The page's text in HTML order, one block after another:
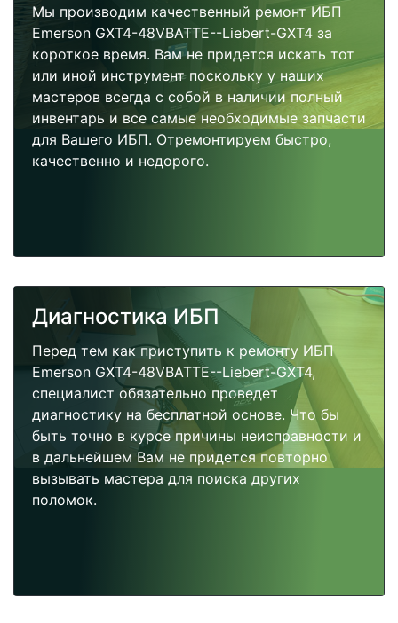
Мы производим качественный ремонт ИБП
Emerson GXT4-48VBATTE--Liebert-GXT4 за
короткое время. Вам не придется искать тот
или иной инструмент поскольку у наших
мастеров всегда с собой в наличии полный
инвентарь и все самые необходимые запчасти
для Вашего ИБП. Отремонтируем быстро,
качественно и недорого.
Диагностика ИБП
Перед тем как приступить к ремонту ИБП
Emerson GXT4-48VBATTE--Liebert-GXT4,
специалист обязательно проведет
диагностику на бесплатной основе. Что бы
быть точно в курсе причины неисправности и
в дальнейшем Вам не придется повторно
вызывать мастера для поиска других
поломок.